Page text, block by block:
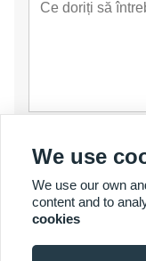
prezenta
We use
We use our own
content and to
cookies